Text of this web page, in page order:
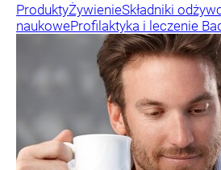
ProduktyŻywienieSkładniki
naukoweProfilaktyka i leczenie